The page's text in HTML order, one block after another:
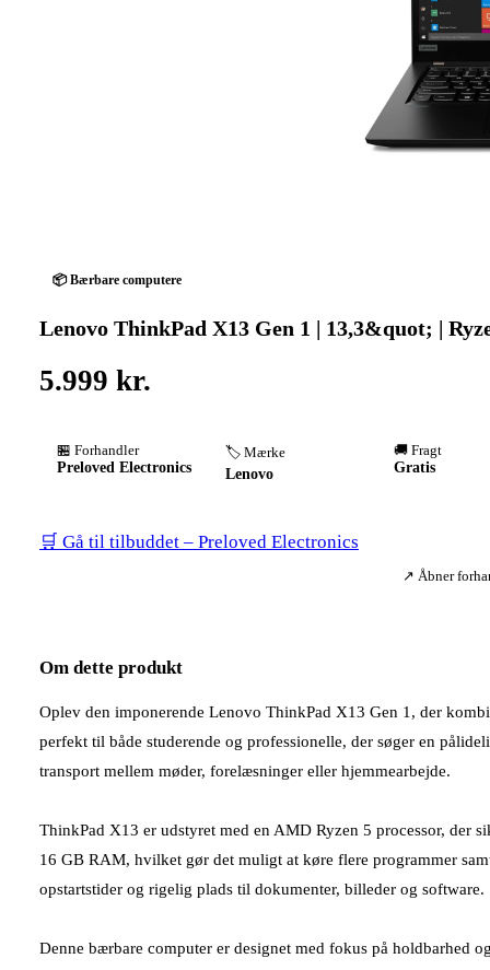
📦 Bærbare computere
Lenovo ThinkPad X13 Gen 1 | 13,3&quot; |
5.999 kr.
🏪 Forhandler
Preloved Electronics
🏷️ Mærke
Lenovo
🚚 Fragt
Gratis
🛒 Gå til tilbuddet – Preloved Electronics
↗ Åbner
Om dette produkt
Oplev den imponerende Lenovo ThinkPad X13 Gen 1, der
perfekt til både studerende og professionelle, der søger en
transport mellem møder, forelæsninger eller hjemmearbejde.
ThinkPad X13 er udstyret med en AMD Ryzen 5 processor, der
16 GB RAM, hvilket gør det muligt at køre flere programmer
opstartstider og rigelig plads til dokumenter, billeder og software.
Denne bærbare computer er designet med fokus på holdbarhed